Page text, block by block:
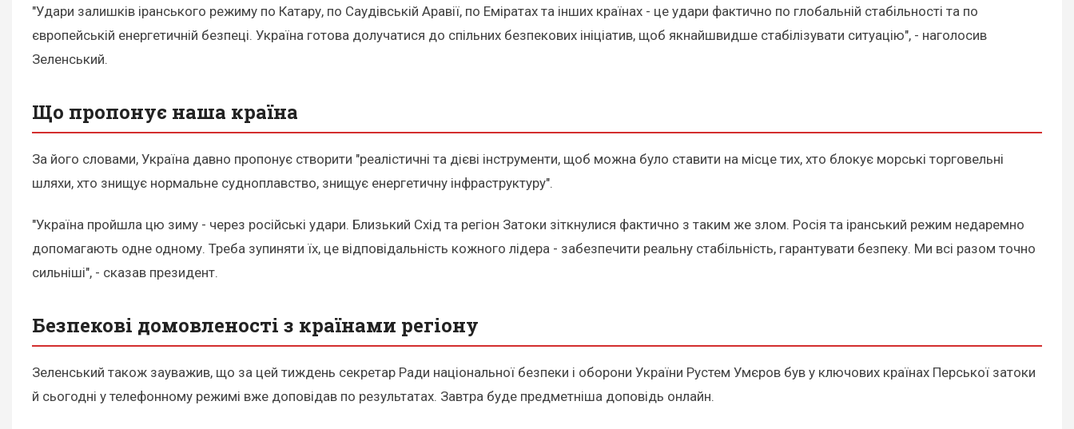
"Удари залишків іранського режиму по Катару, по Саудівській Аравії, по Еміратах та інших країнах - це удари фактично по глобальній стабільності та по
європейській енергетичній безпеці. Україна готова долучатися до спільних безпекових ініціатив, щоб якнайшвидше стабілізувати ситуацію", - наголосив
Зеленський.
Що пропонує наша країна
За його словами, Україна давно пропонує створити "реалістичні та дієві інструменти, щоб можна було ставити на місце тих, хто блокує морські торговельні
шляхи, хто знищує нормальне судноплавство, знищує енергетичну інфраструктуру".
"Україна пройшла цю зиму - через російські удари. Близький Схід та регіон Затоки зіткнулися фактично з таким же злом. Росія та іранський режим недаремно
допомагають одне одному. Треба зупиняти їх, це відповідальність кожного лідера - забезпечити реальну стабільність, гарантувати безпеку. Ми всі разом точно
сильніші", - сказав президент.
Безпекові домовленості з країнами регіону
Зеленський також зауважив, що за цей тиждень секретар Ради національної безпеки і оборони України Рустем Умєров був у ключових країнах Перської затоки
й сьогодні у телефонному режимі вже доповідав по результатах. Завтра буде предметніша доповідь онлайн.